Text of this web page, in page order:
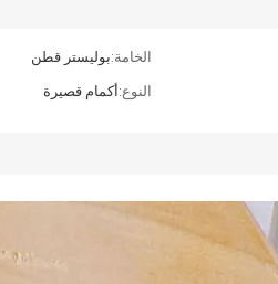
الخامة:بوليستر قطن
النوع:أكمام قصيرة